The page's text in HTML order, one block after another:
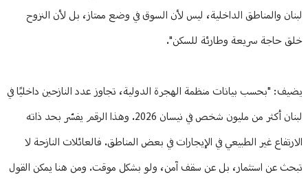
لبنان والمناطق الداخلية، ليس لأن السوق في وضع ممتاز، بل لأن النزوح
خلق حاجة سريعة وطارئة للسكن".
يضيف: "بحسب بيانات منظمة الهجرة الدولية، تجاوز عدد النازحين داخليًا في
لبنان أكثر من مليون شخص في نيسان 2026. وهذا الرقم يفسّر بحد ذاته
الارتفاع غير الطبيعي في الإيجارات في بعض المناطق. فالعائلات النازحة لا
تبحث عن استثمار، بل عن سقف آمن، ولو بشكل موقت. ومن هنا يمكن القول